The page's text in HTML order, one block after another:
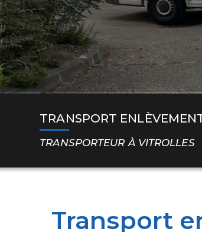
TRANSPORT
TRANSPORTEUR À VITROLLES
Transport